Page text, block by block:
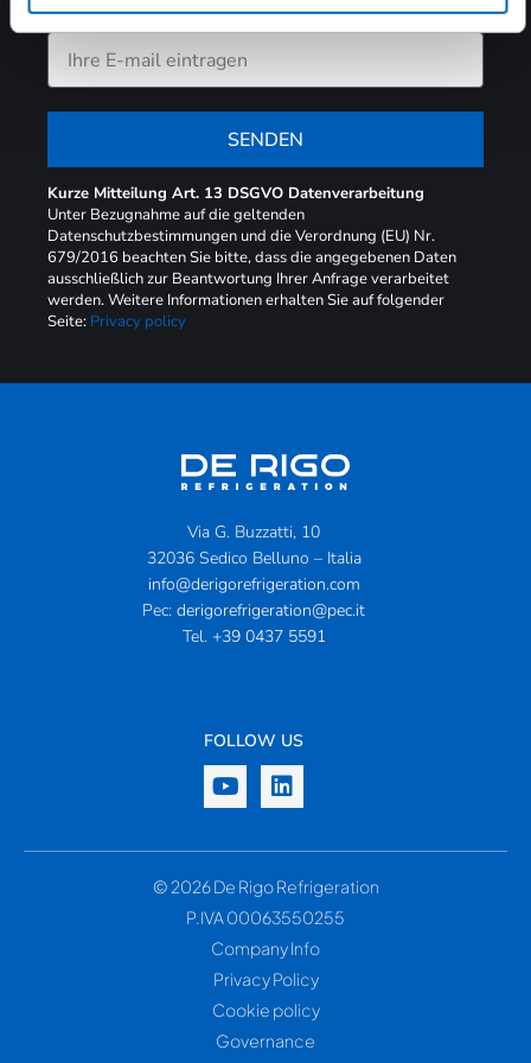
SENDEN
Kurze Mitteilung Art. 13 DSGVO Datenverarbeitung
Unter Bezugnahme auf die geltenden
Datenschutzbestimmungen und die Verordnung (EU) Nr.
679/2016 beachten Sie bitte, dass die angegebenen Daten
ausschließlich zur Beantwortung Ihrer Anfrage verarbeitet
werden. Weitere Informationen erhalten Sie auf folgender
Seite: Privacy policy
Via G. Buzzatti, 10
32036 Sedico Belluno – Italia
info@derigorefrigeration.com
Pec: derigorefrigeration@pec.it
Tel. +39 0437 5591
FOLLOW US
© 2026 De Rigo Refrigeration
P.IVA 00063550255
Company Info
Privacy Policy
Cookie policy
Governance